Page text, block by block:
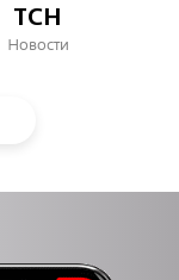
ТСН
Новости